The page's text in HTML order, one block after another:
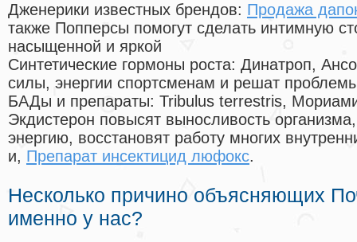
Дженерики известных брендов: Продажа
также Попперсы помогут сделать интимную
насыщенной и яркой
Синтетические гормоны роста: Динатроп,
силы, энергии спортсменам и решат
БАДы и препараты: Tribulus terrestris,
Экдистерон повысят выносливость
энергию, восстановят работу многих
и, Препарат инсектицид люфокс.
Несколько причино объясняющих
именно у нас?